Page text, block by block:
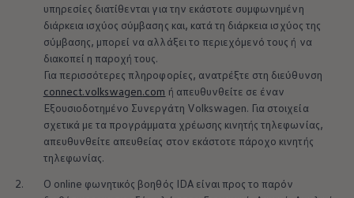
υπηρεσίες διατίθενται για την εκάστοτε συμφωνημένη
διάρκεια ισχύος σύμβασης και, κατά τη διάρκεια ισχύος της
σύμβασης, μπορεί να αλλάξει το περιεχόμενό τους ή να
διακοπεί η παροχή τους.
Για περισσότερες πληροφορίες, ανατρέξτε στη διεύθυνση
connect.volkswagen.com ή απευθυνθείτε σε έναν
Εξουσιοδοτημένο Συνεργάτη Volkswagen. Για στοιχεία
σχετικά με τα προγράμματα χρέωσης κινητής τηλεφωνίας,
απευθυνθείτε απευθείας στον εκάστοτε πάροχο κινητής
τηλεφωνίας.
2.
Ο οnline φωνητικός βοηθός IDA είναι προς το παρόν